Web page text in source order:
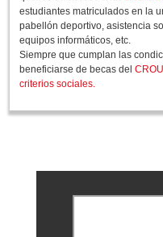
estudiantes matriculados en la
pabellón deportivo, asistencia
equipos informáticos, etc.
Siempre que cumplan las
beneficiarse de becas del
criterios sociales.